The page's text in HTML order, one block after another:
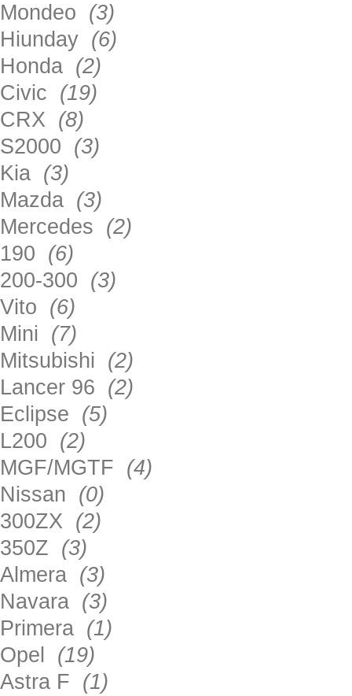
Mondeo (3)
Hiunday (6)
Honda (2)
Civic (19)
CRX (8)
S2000 (3)
Kia (3)
Mazda (3)
Mercedes (2)
190 (6)
200-300 (3)
Vito (6)
Mini (7)
Mitsubishi (2)
Lancer 96 (2)
Eclipse (5)
L200 (2)
MGF/MGTF (4)
Nissan (0)
300ZX (2)
350Z (3)
Almera (3)
Navara (3)
Primera (1)
Opel (19)
Astra F (1)